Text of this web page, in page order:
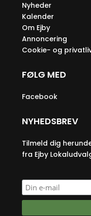
Nyheder
Kalender
Om Ejby
Annoncering
Cookie- og
FØLG MED
Facebook
NYHEDSBREV
Tilmeld dig
fra Ejby